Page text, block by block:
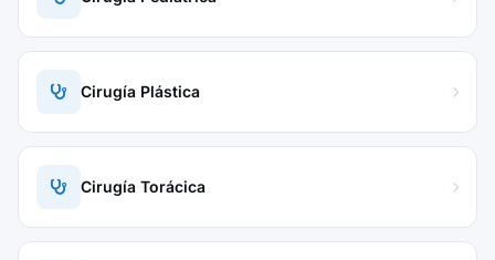
Cirugía Plástica
Cirugía Torácica